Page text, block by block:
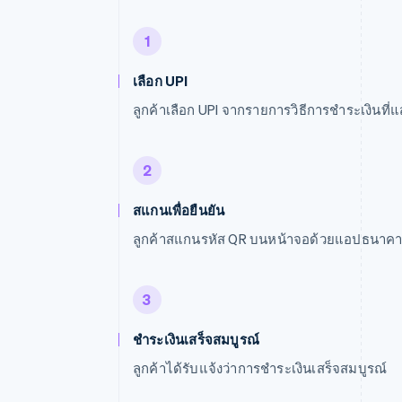
1
เลือก UPI
ลูกค้าเลือก UPI จากรายการวิธีการชำระเงิน
2
สแกนเพื่อยืนยัน
ลูกค้าสแกนรหัส QR บนหน้าจอด้วยแอปธนาค
3
ชำระเงินเสร็จสมบูรณ์
ลูกค้าได้รับแจ้งว่าการชำระเงินเสร็จสมบูรณ์